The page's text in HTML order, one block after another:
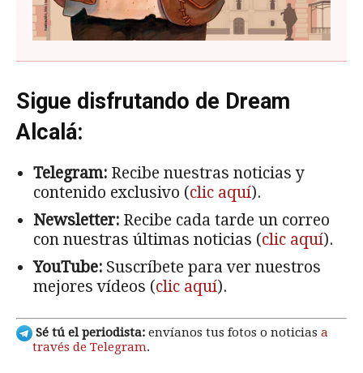
Sigue disfrutando de Dream
Alcalá:
Telegram: Recibe nuestras noticias y
contenido exclusivo (clic aquí).
Newsletter: Recibe cada tarde un correo
con nuestras últimas noticias (clic aquí).
YouTube: Suscríbete para ver nuestros
mejores vídeos (clic aquí).
Sé tú el periodista: envíanos tus fotos o noticias a
través de Telegram.